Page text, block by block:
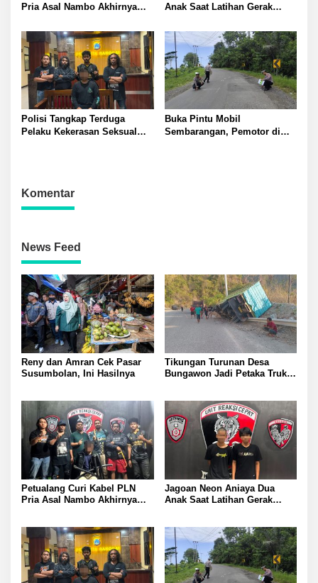
Pria Asal Nambo Akhirnya
Anak Saat Latihan Gerak
Polresta Banggai
Polisi Tangkap Terduga
Pelaku Kekerasan Seksual
Buka Pintu Mobil
Sembarangan, Pemotor di
Komentar
News Feed
Reny dan Amran Cek Pasar
Susumbolan, Ini Hasilnya
Tikungan Turunan Desa
Bungawon Jadi Petaka Truk
Petualang Curi Kabel PLN
Pria Asal Nambo Akhirnya
Jagoan Neon Aniaya Dua
Anak Saat Latihan Gerak